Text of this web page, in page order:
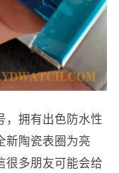
，拥有出色防水性
新陶瓷表圈为亮
很多朋友可能会给